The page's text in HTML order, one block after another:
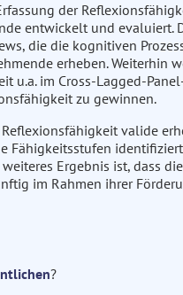
der
entwickelt und
die die kognitiven
erheben. Weiterhin
u.a. im Cross-Lagged-
zu gewinnen.
valide
Fähigkeitsstufen
Ergebnis ist, dass
im Rahmen ihrer
?